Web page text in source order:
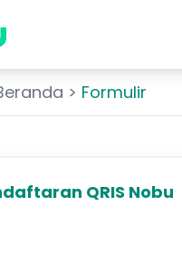
> Formulir
QRIS Nobu